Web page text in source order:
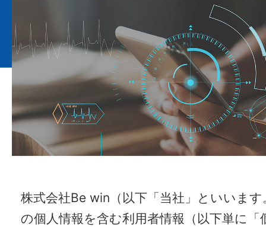
株式会社Be win（以下「当社」といいま
の個人情報を含む利用者情報（以下単に「